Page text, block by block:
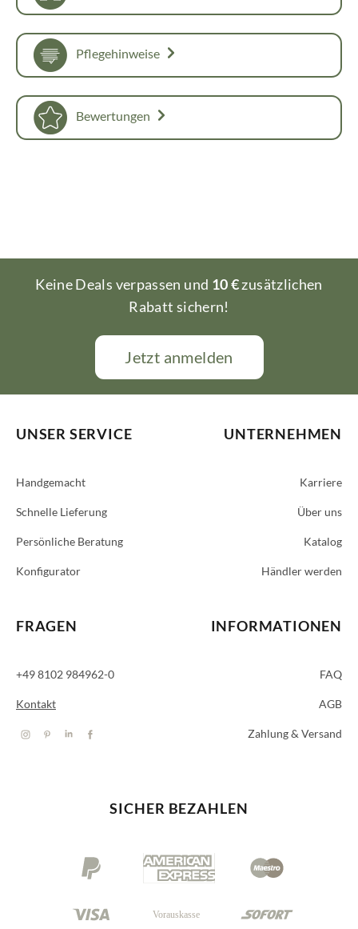
Pflegehinweise
Bewertungen
Keine Deals verpassen und 10 €zusätzlichen
Rabatt sichern!
Jetzt anmelden
UNSER SERVICE
Handgemacht
Schnelle Lieferung
Persönliche Beratung
Konfigurator
FRAGEN
+49 8102 984962-0
Kontakt
UNTERNEHMEN
Karriere
Über uns
Katalog
Händler werden
INFORMATIONEN
FAQ
AGB
Zahlung & Versand
SICHER BEZAHLEN